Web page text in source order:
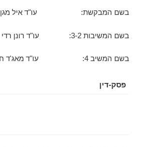
בשם המבקשת: עו"ד איל מגן
בשם המשיבות 3-2: עו"ד רונן רדי
בשם המשיב 4: עו"ד מאג'ד חטיב
פסק-דין